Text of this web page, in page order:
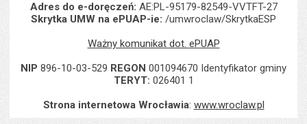
Adres do e-doręczeń: AE:PL-95179-82549-VVTFT-27
Skrytka UMW na ePUAP-ie: /umwroclaw/SkrytkaESP
Ważny komunikat dot. ePUAP
NIP 896-10-03-529 REGON 001094670 Identyfikator gminy
TERYT: 026401 1
Strona internetowa Wrocławia: www.wroclaw.pl